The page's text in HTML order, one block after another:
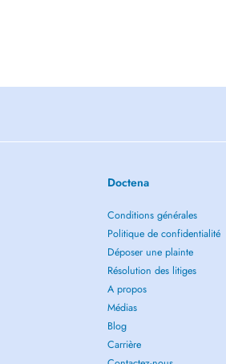
Doctena
Conditions générales
Politique de confidentialité
Déposer une plainte
Résolution des litiges
A propos
Médias
Blog
Carrière